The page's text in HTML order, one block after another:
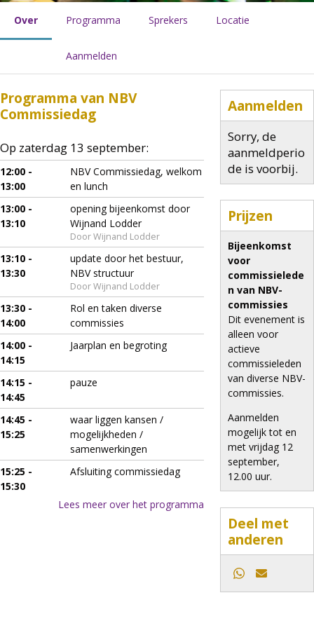
Over Programma Sprekers Locatie
Aanmelden
Programma van NBV
Commissiedag
Op zaterdag 13 september:
12:00 -
13:00
NBV Commissiedag, welkom
en lunch
13:00 -
13:10
opening bijeenkomst door
Wijnand Lodder
Door Wijnand Lodder
13:10 -
13:30
update door het bestuur,
NBV structuur
Door Wijnand Lodder
13:30 -
14:00
Rol en taken diverse
commissies
14:00 -
14:15
Jaarplan en begroting
14:15 -
14:45
pauze
14:45 -
15:25
waar liggen kansen /
mogelijkheden /
samenwerkingen
15:25 -
15:30
Afsluiting commissiedag
Lees meer over het programma
Aanmelden
Sorry, de
aanmeldperio
de is voorbij.
Prijzen
Bijeenkomst
voor
commissielede
n van NBV-
commissies
Dit evenement is
alleen voor
actieve
commissieleden
van diverse NBV-
commissies.
Aanmelden
mogelijk tot en
met vrijdag 12
september,
12.00 uur.
Deel met
anderen
Whatsapp
E-mail